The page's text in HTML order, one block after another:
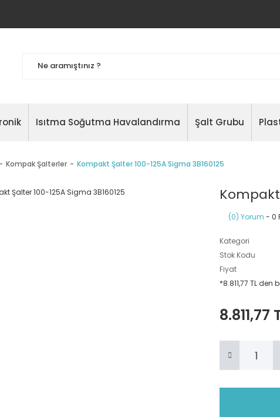
Isıtma Soğutma Havalandırma Şalt Grubu
Kompak Şalterler Kompakt Şalter 100-125A Sigma 3B160125
Kompakt
(0) Yorum - 0
Kategori
Stok Kodu
Fiyat
*8.811,77 TL
8.811,77